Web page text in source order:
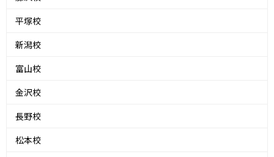
平塚校
新潟校
富山校
金沢校
長野校
松本校